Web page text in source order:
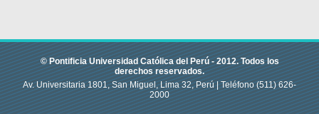
© Pontificia Universidad Católica del Perú -2012.Todos los
derechos reservados.
Av. Universitaria 1801, San Miguel, Lima 32, Perú |Teléfono(511) 626-
2000